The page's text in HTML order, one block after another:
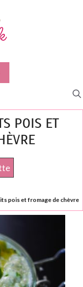
POIS ET
pois et fromage de chèvre